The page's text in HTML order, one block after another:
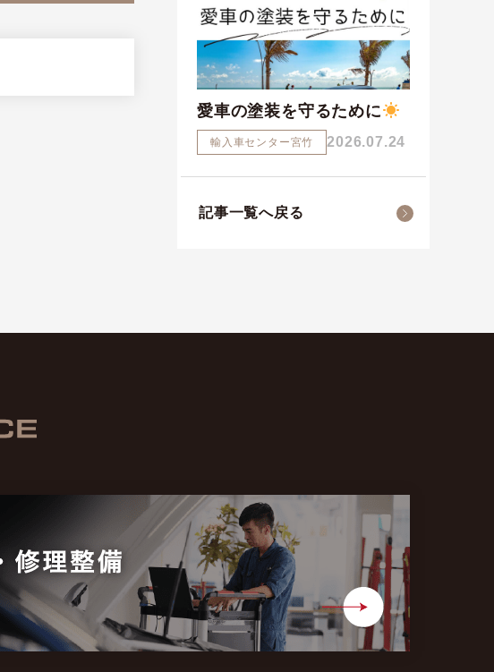
愛車の塗装を守るために
輸入車センター宮竹 2026.07.24
記事一覧へ戻る